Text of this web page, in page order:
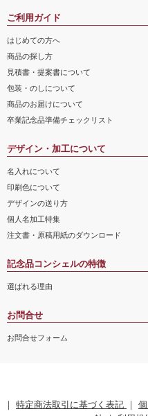
ご利用ガイド
はじめての方へ
商品の探し方
見積書・提案書について
包装・のしについて
商品のお届けについて
卒業記念品準備チェックリスト
デザイン・加工について
名入れについて
印刷色について
デザインの送り方
個人名加工特集
注文書・原稿用紙のダウンロード
記念品コンシェルの特徴
選ばれる理由
お問合せ
お問合せフォーム
｜ 特定商法取引に基づく表記 ｜